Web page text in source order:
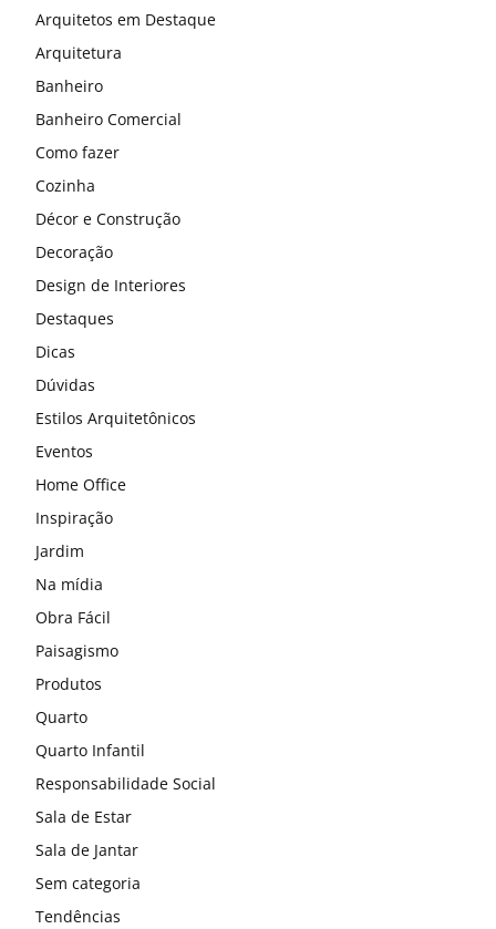
Arquitetos em Destaque
Arquitetura
Banheiro
Banheiro Comercial
Como fazer
Cozinha
Décor e Construção
Decoração
Design de Interiores
Destaques
Dicas
Dúvidas
Estilos Arquitetônicos
Eventos
Home Office
Inspiração
Jardim
Na mídia
Obra Fácil
Paisagismo
Produtos
Quarto
Quarto Infantil
Responsabilidade Social
Sala de Estar
Sala de Jantar
Sem categoria
Tendências